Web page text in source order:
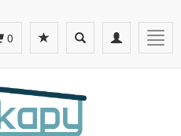
Toggle
navigation
Toggle
search
0